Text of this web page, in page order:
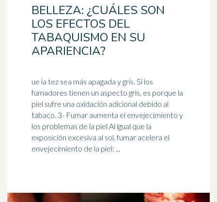
BELLEZA: ¿CUÁLES SON
LOS EFECTOS DEL
TABAQUISMO EN SU
APARIENCIA?
ue la tez sea más apagada y gris. Si los
fumadores tienen un aspecto gris, es porque la
piel sufre una oxidación adicional debido al
tabaco. 3- Fumar aumenta el envejecimiento y
los problemas de la piel Al igual que la
exposición excesiva al sol, fumar acelera el
envejecimiento de la piel: ...